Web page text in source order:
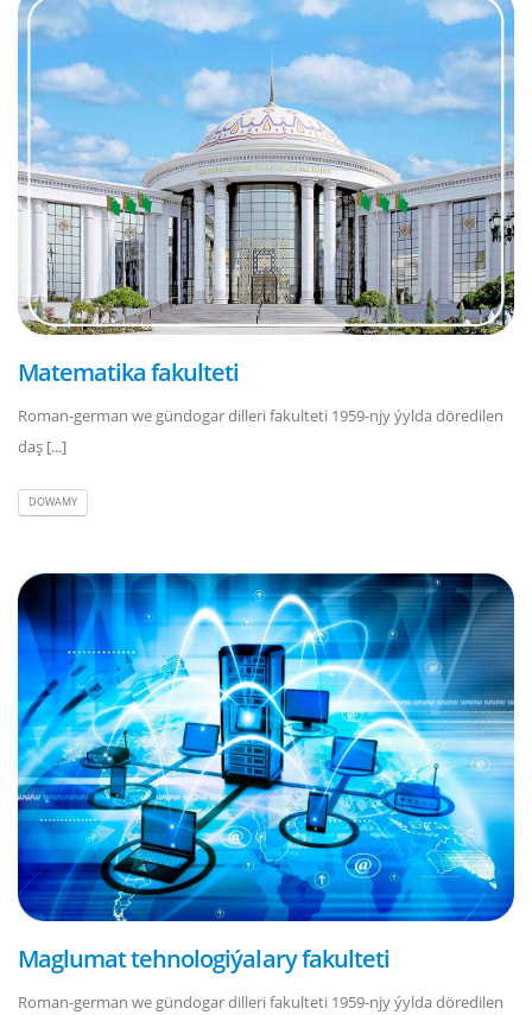
Matematika fakulteti
Roman-german we gündogar dilleri fakulteti 1959-njy ýylda döredilen
daş [...]
DOWAMY
Maglumat tehnologiýalary fakulteti
Roman-german we gündogar dilleri fakulteti 1959-njy ýylda döredilen